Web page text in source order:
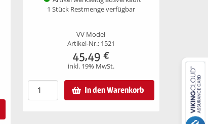
1 Stück Restmenge verfügbar
VV Model
Artikel-Nr.: 1521
45,49 €
inkl. 19% MwSt.
In den Warenkorb